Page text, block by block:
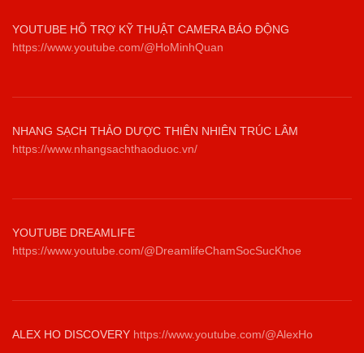
YOUTUBE HỖ TRỢ KỸ THUẬT CAMERA BÁO ĐỘNG
https://www.youtube.com/@HoMinhQuan
NHANG SẠCH THẢO DƯỢC THIÊN NHIÊN TRÚC LÂM
https://www.nhangsachthaoduoc.vn/
YOUTUBE DREAMLIFE
https://www.youtube.com/@DreamlifeChamSocSucKhoe
ALEX HO DISCOVERY https://www.youtube.com/@AlexHo